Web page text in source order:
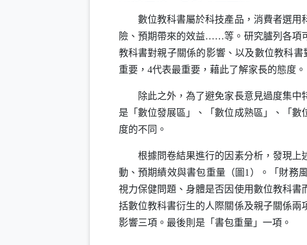
數位教科書屬於科技產品，消費者選用
險、預期帶來的效益……等。研究臚列各項
教科書對親子關係的影響、以及數位教科
重要，4代表最重要，藉此了解家長的態度。
除此之外，為了避免家長意見過度集中
是「數位發展區」、「數位成熟區」、「
度的不同。
根據問卷結果進行的因素分析，發現上
動、預期績效與書包重量（圖1）。「財務
視力保健問題、身體是否因使用數位教科
括數位教科書衍生的人際關係及親子關係
影響三項。最後則是「書包重量」一項。